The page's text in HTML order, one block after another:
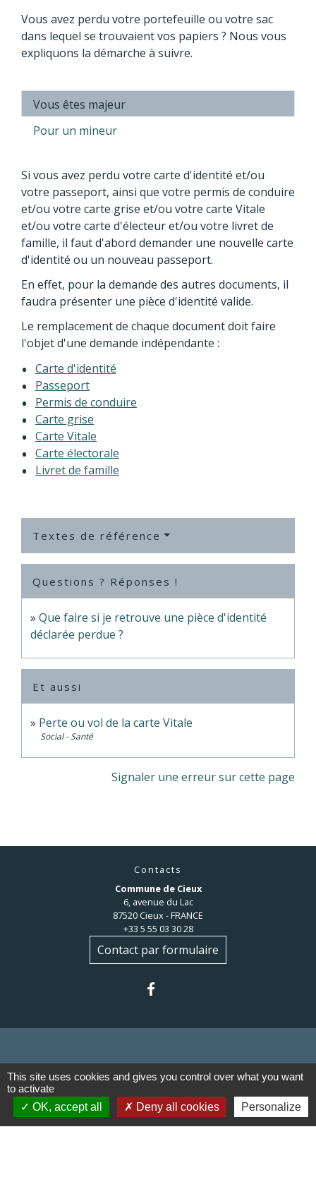
Vous avez perdu votre portefeuille ou votre sac
dans lequel se trouvaient vos papiers ? Nous vous
expliquons la démarche à suivre.
Vous êtes majeur
Pour un mineur
Si vous avez perdu votre carte d'identité et/ou
votre passeport, ainsi que votre permis de conduire
et/ou votre carte grise et/ou votre carte Vitale
et/ou votre carte d'électeur et/ou votre livret de
famille, il faut d'abord demander une nouvelle carte
d'identité ou un nouveau passeport.
En effet, pour la demande des autres documents, il
faudra présenter une pièce d'identité valide.
Le remplacement de chaque document doit faire
l'objet d'une demande indépendante :
Carte d'identité
Passeport
Permis de conduire
Carte grise
Carte Vitale
Carte électorale
Livret de famille
Textes de référence
Questions ? Réponses !
Que faire si je retrouve une pièce d'identité
déclarée perdue ?
Et aussi
Perte ou vol de la carte Vitale
Social - Santé
Signaler une erreur sur cette page
Contacts
Commune de Cieux
6, avenue du Lac
87520 Cieux - FRANCE
+33 5 55 03 30 28
Contact par formulaire
Liens
Communauté de communes du
This site uses cookies and gives you control over what you want
to activate
OK, accept all
Deny all cookies Personalize